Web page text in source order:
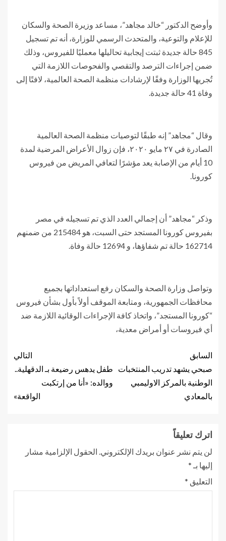
وأوضح الدكتور “خالد مجاهد”، مساعد وزيرة الصحة والسكان
للإعلام والتوعية، والمتحدث الرسمي للوزارة، أنه تم تسجيل
845 حالة جديدة ثبتت إيجابية تحاليلها معمليًا للفيروس، وذلك
ضمن إجراءات الترصد والتقصي والفحوصات اللازمة التي
تُجريها الوزارة وفقًا لإرشادات منظمة الصحة العالمية، لافتًا إلى
وفاة 41 حالة جديدة.
وقال “مجاهد” إنه طبقًا لتوصيات منظمة الصحة العالمية
الصادرة في ٢٧ مايو ٢٠٢٠، فإن زوال الأعراض المرضية لمدة
10 أيام من الإصابة يعد مؤشرًا لتعافي المريض من فيروس
كورونا.
وذكر “مجاهد” أن إجمالي العدد الذي تم تسجيله في مصر
بفيروس كورونا المستجد حتى السبت، هو 215484 من ضمنهم
162714 حالة تم شفاؤها، و 12694 حالة وفاة.
وتواصل وزارة الصحة والسكان رفع استعداداتها بجميع
محافظات الجمهورية، ومتابعة الموقف أولاً بأول بشأن فيروس
“كورونا المستجد”، واتخاذ كافة الإجراءات الوقائية اللازمة ضد
أي فيروسات أو أمراض معدية،
السابق
صبحي يشهد تدريب المنتخبات
الوطنية بالمركز الاوليمبي
بالمعادي
التالي
طفل يدهس رضيعة بـ الدقهلية..
ووالده: «أنا من إرتكبت
الواقعة»
اترك تعليقاً
لن يتم نشر عنوان بريدك الإلكتروني. الحقول الإلزامية مشار
إليها بـ *
التعليق *